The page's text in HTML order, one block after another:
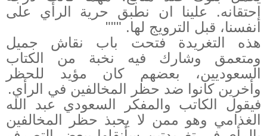
احتقانه. علينا ان نطبق حرية الرأي على
أنفسنا، قبل الترويج لها. """
هذه التغريدة فتحت باب نقاش جميل
ومتعمق وشارك فيه نخبة من الكتاب
السعوديين، بعضهم كان مؤيد للحظر
وأخرين كانوا ضد حظر المخالفين في الرأي.
فيقول الكاتب والمفكر السعودي عبد الله
الغذامي وهو ممن لا يحبذ حظر المخالفين